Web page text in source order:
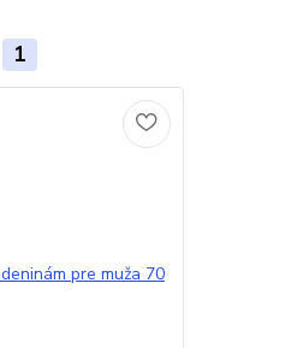
1